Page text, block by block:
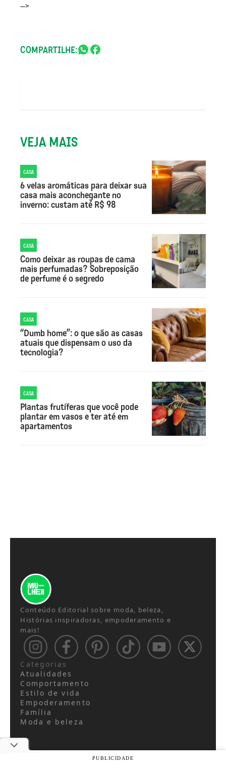
–>
COMPARTILHE:
VEJA MAIS
CASA
6 velas aromáticas para deixar sua
casa mais aconchegante no
inverno: custam até R$ 98
CASA
Como deixar as roupas de cama
mais perfumadas? Sobreposição
de perfume é o segredo
CASA
“Dumb home”: o que são as casas
atuais que dispensam o uso da
tecnologia?
CASA
Plantas frutíferas que você pode
plantar em vasos e ter até em
apartamentos
Conteúdo Editorial sobre moda, beleza,
Histórias inspiradoras, empoderamento e
mais!
Categorias
Atualidades
Comportamento
Estilo de vida
Empoderamento
Família
Moda e beleza
PUBLICIDADE